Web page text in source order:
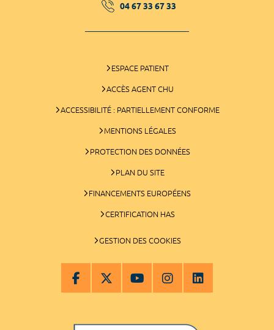
04 67 33 67 33
ESPACE PATIENT
ACCÈS AGENT CHU
ACCESSIBILITÉ : PARTIELLEMENT CONFORME
MENTIONS LÉGALES
PROTECTION DES DONNÉES
PLAN DU SITE
FINANCEMENTS EUROPÉENS
CERTIFICATION HAS
GESTION DES COOKIES